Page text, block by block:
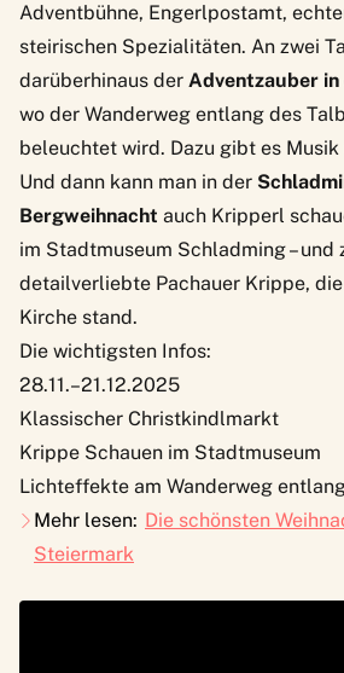
Adventbühne, Engerlpostamt,
steirischen Spezialitäten. An zwei
darüberhinaus der Adventzauber
wo der Wanderweg entlang des
beleuchtet wird. Dazu gibt es
Und dann kann man in der
Bergweihnacht auch Kripperl
im Stadtmuseum Schladming – und
detailverliebte Pachauer Krippe,
Kirche stand.
Die wichtigsten Infos:
28.11.–21.12.2025
Klassischer Christkindlmarkt
Krippe Schauen im Stadtmuseum
Lichteffekte am Wanderweg
Mehr lesen: Die schönsten
Steiermark